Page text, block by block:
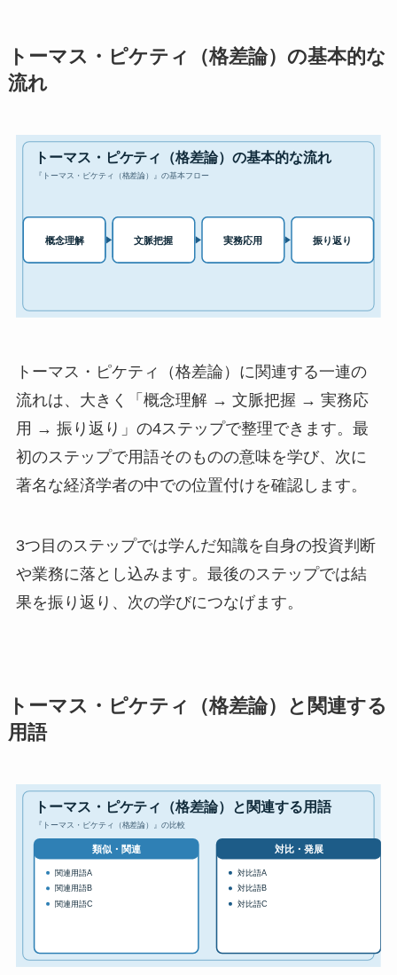
トーマス・ピケティ（格差論）の基本的な
流れ
トーマス・ピケティ（格差論）に関連する一連の
流れは、大きく「概念理解 → 文脈把握 → 実務応
用 → 振り返り」の4ステップで整理できます。最
初のステップで用語そのものの意味を学び、次に
著名な経済学者の中での位置付けを確認します。
3つ目のステップでは学んだ知識を自身の投資判断
や業務に落とし込みます。最後のステップでは結
果を振り返り、次の学びにつなげます。
トーマス・ピケティ（格差論）と関連する
用語